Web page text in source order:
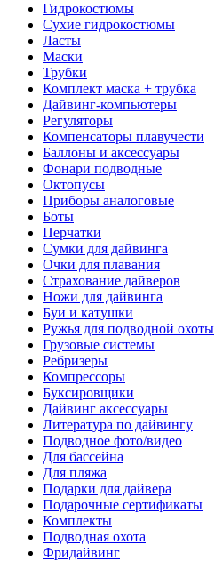
Гидрокостюмы
Сухие гидрокостюмы
Ласты
Маски
Трубки
Комплект маска + трубка
Дайвинг-компьютеры
Регуляторы
Компенсаторы плавучести
Баллоны и аксессуары
Фонари подводные
Октопусы
Приборы аналоговые
Боты
Перчатки
Сумки для дайвинга
Очки для плавания
Страхование дайверов
Ножи для дайвинга
Буи и катушки
Ружья для подводной охоты
Грузовые системы
Ребризеры
Компрессоры
Буксировщики
Дайвинг аксессуары
Литература по дайвингу
Подводное фото/видео
Для бассейна
Для пляжа
Подарки для дайвера
Подарочные сертификаты
Комплекты
Подводная охота
Фридайвинг